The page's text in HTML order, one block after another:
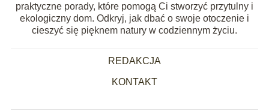
praktyczne porady, które pomogą Ci stworzyć przytulny i
ekologiczny dom. Odkryj, jak dbać o swoje otoczenie i
cieszyć się pięknem natury w codziennym życiu.
REDAKCJA
KONTAKT